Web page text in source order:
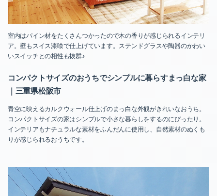
室内はパイン材をたくさんつかったので木の香りが感じられるインテリ
ア。壁もスイス漆喰で仕上げています。ステンドグラスや陶器のかわい
いスイッチとの相性も抜群♪
コンパクトサイズのおうちでシンプルに暮らすまっ白な家
｜ 三重県松阪市
青空に映えるカルクウォール仕上げのまっ白な外観がきれいなおうち。
コンパクトサイズの家はシンプルで小さな暮らしをするのにぴったり。
インテリアもナチュラルな素材をふんだんに使用し、自然素材のぬくも
りが感じられるおうちです。